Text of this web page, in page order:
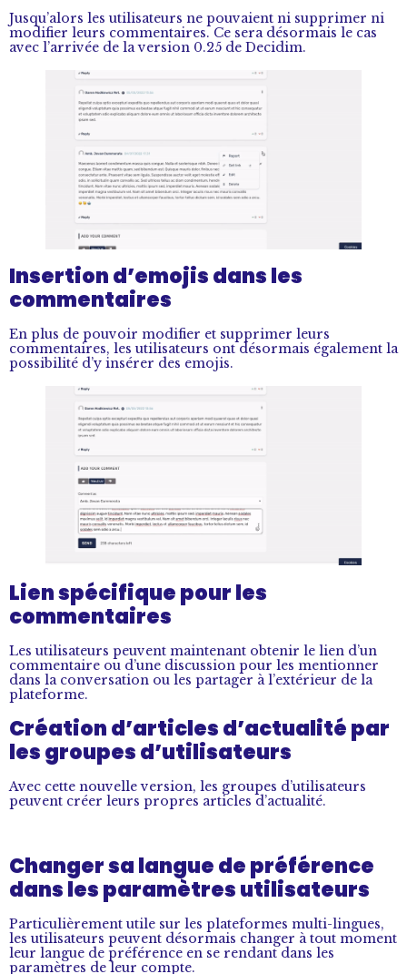
Jusqu’alors les utilisateurs ne pouvaient ni supprimer ni
modifier leurs commentaires. Ce sera désormais le cas
avec l’arrivée de la version 0.25 de Decidim.
Insertion d’emojis dans les
commentaires
En plus de pouvoir modifier et supprimer leurs
commentaires, les utilisateurs ont désormais également la
possibilité d’y insérer des emojis.
Lien spécifique pour les
commentaires
Les utilisateurs peuvent maintenant obtenir le lien d’un
commentaire ou d’une discussion pour les mentionner
dans la conversation ou les partager à l’extérieur de la
plateforme.
Création d’articles d’actualité par
les groupes d’utilisateurs
Avec cette nouvelle version, les groupes d’utilisateurs
peuvent créer leurs propres articles d’actualité.
Changer sa langue de préférence
dans les paramètres utilisateurs
Particulièrement utile sur les plateformes multi-lingues,
les utilisateurs peuvent désormais changer à tout moment
leur langue de préférence en se rendant dans les
paramètres de leur compte.